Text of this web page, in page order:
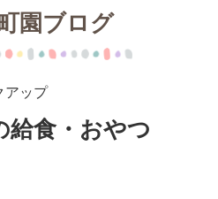
園ブログ
アップ
給食・おやつ